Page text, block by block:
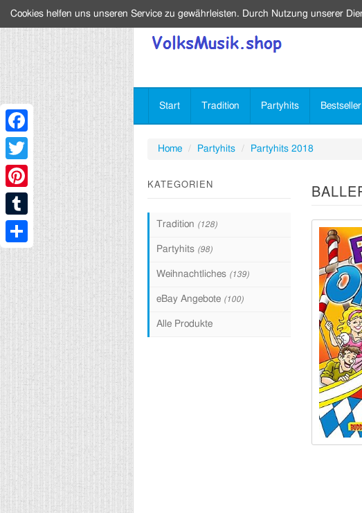
Start Tradition Partyhits Bestseller
Home Partyhits Partyhits 2018
KATEGORIEN
Tradition (128)
Partyhits (98)
Weihnachtliches (139)
eBay Angebote (100)
Alle Produkte
Cookies helfen uns unseren Service zu gewährleisten. Durch Nutzung unserer
Facebook
Twitter
Pinterest
Tumblr
Share